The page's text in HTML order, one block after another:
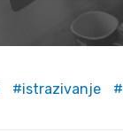
istrazivanje